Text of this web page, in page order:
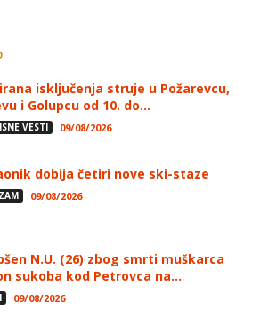
isključenja struje u Požarevcu,
i Golupcu od 10. do...
VESTI 09/08/2026
dobija četiri nove ski-staze
09/08/2026
N.U. (26) zbog smrti muškarca
sukoba kod Petrovca na...
09/08/2026